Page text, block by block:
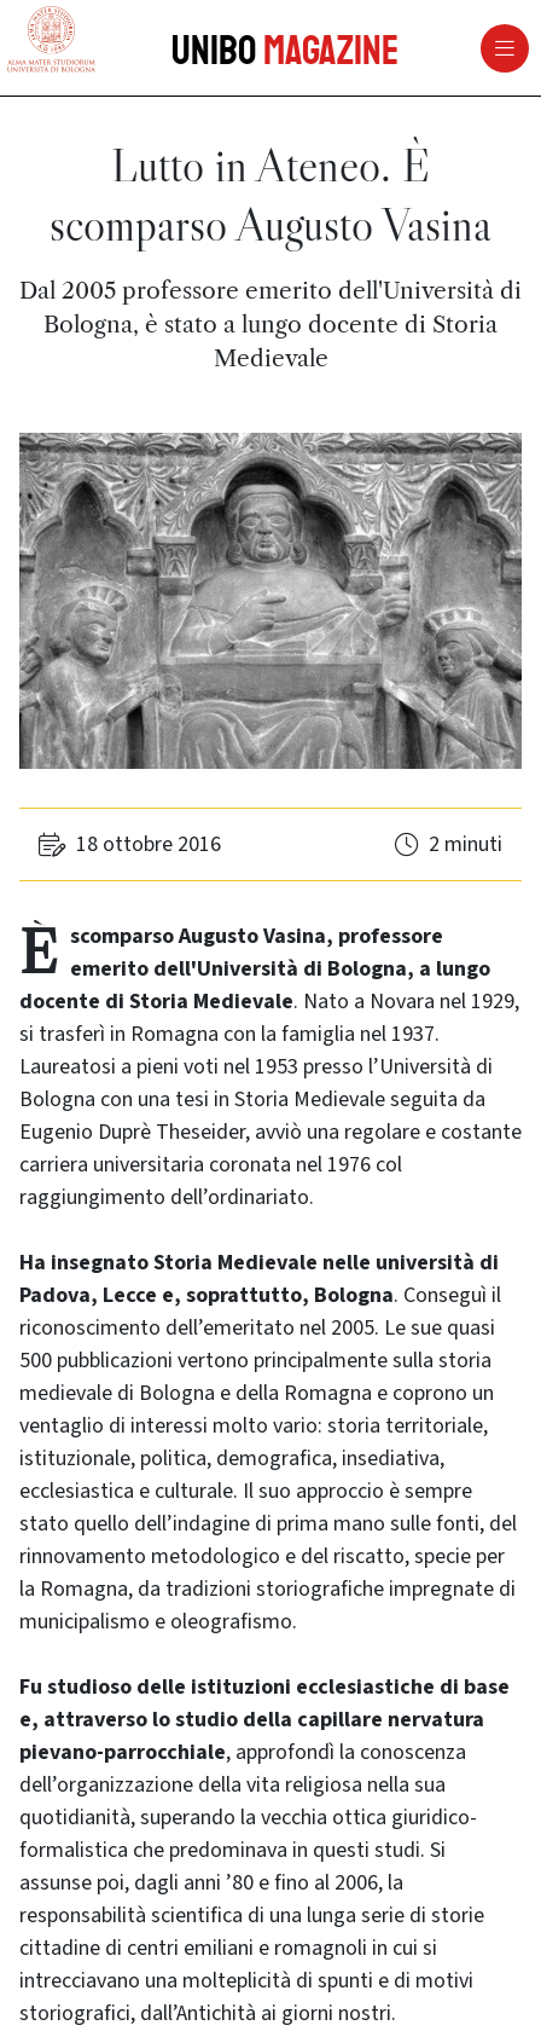
vai al contenuto della pagina
UniboMagazine
Lutto in Ateneo. È
scomparso Augusto Vasina
Dal 2005 professore emerito dell'Università di
Bologna, è stato a lungo docente di Storia
Medievale
18 ottobre 2016 2 minuti
È scomparso Augusto Vasina, professore emerito dell'Università di Bologna, a lungo
docente di Storia Medievale. Nato a Novara nel 1929,
si trasferì in Romagna con la famiglia nel 1937.
Laureatosi a pieni voti nel 1953 presso l’Università di
Bologna con una tesi in Storia Medievale seguita da
Eugenio Duprè Theseider, avviò una regolare e costante
carriera universitaria coronata nel 1976 col
raggiungimento dell’ordinariato.
Ha insegnato Storia Medievale nelle università di
Padova, Lecce e, soprattutto, Bologna. Conseguì il
riconoscimento dell’emeritato nel 2005. Le sue quasi
500 pubblicazioni vertono principalmente sulla storia
medievale di Bologna e della Romagna e coprono un
ventaglio di interessi molto vario: storia territoriale,
istituzionale, politica, demografica, insediativa,
ecclesiastica e culturale. Il suo approccio è sempre
stato quello dell’indagine di prima mano sulle fonti, del
rinnovamento metodologico e del riscatto, specie per
la Romagna, da tradizioni storiografiche impregnate di
municipalismo e oleografismo.
Fu studioso delle istituzioni ecclesiastiche di base
e, attraverso lo studio della capillare nervatura
pievano-parrocchiale, approfondì la conoscenza
dell’organizzazione della vita religiosa nella sua
quotidianità, superando la vecchia ottica giuridico-
formalistica che predominava in questi studi. Si
assunse poi, dagli anni ’80 e fino al 2006, la
responsabilità scientifica di una lunga serie di storie
cittadine di centri emiliani e romagnoli in cui si
intrecciavano una molteplicità di spunti e di motivi
storiografici, dall’Antichità ai giorni nostri.